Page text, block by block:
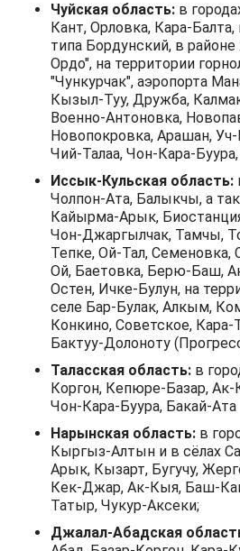
Чуйская область: в
Кант, Орловка, Кара-
типа Бордунский, в
Ордо", на территории
"Чункурчак", аэропорта
Кызыл-Туу, Дружба,
Военно-Антоновка,
Новопокровка, Арашан,
Чий-Талаа, Чон-Кара-
Иссык-Кульская область:
Чолпон-Ата, Балыкчы, а
Кайырма-Арык,
Чон-Джаргылчак, Тамчы,
Тепке, Ой-Тал,
Ой, Баетовка, Берю-Баш,
Остен, Ичке-Булун, на
селе Бар-Булак, Алкым,
Конкино, Советское, Кара-
Бактуу-Долоноту
Таласская область: в
Коргон, Кепюре-Базар,
Чон-Кара-Буура, Бакай-Ата
Нарынская область: в
Кыргыз-Алтын и в сёлах
Арык, Кызарт, Бугучу,
Кек-Джар, Ак-Кыя, Баш-
Татыр, Чукур-Аксеки;
Джалал-Абадская